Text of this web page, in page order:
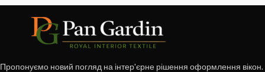
Пропонуємо новий погляд на інтер'єрне рішення оформлення вікон.